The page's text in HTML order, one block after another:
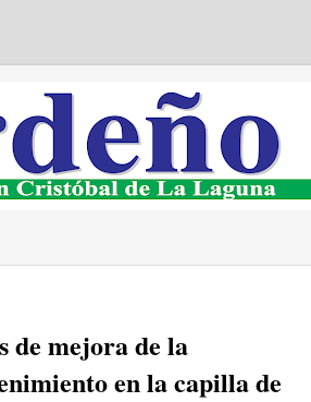
de mejora de la
en la capilla de